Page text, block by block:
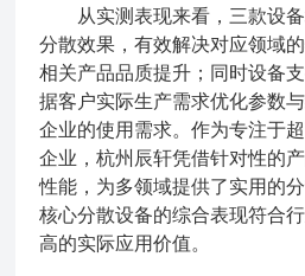
从实测表现来看，三款设备
分散效果，有效解决对应领域
相关产品品质提升；同时设备
据客户实际生产需求优化参数
企业的使用需求。作为专注于
企业，杭州辰轩凭借针对性的
性能，为多领域提供了实用的
核心分散设备的综合表现符合
高的实际应用价值。